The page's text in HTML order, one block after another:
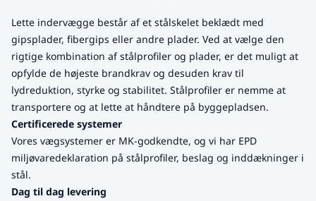
Lette indervægge består af et stålskelet beklædt med
gipsplader, fibergips eller andre plader. Ved at vælge den
rigtige kombination af stålprofiler og plader, er det muligt at
opfylde de højeste brandkrav og desuden krav til
lydreduktion, styrke og stabilitet. Stålprofiler er nemme at
transportere og at lette at håndtere på byggepladsen.
Certificerede systemer
Vores vægsystemer er MK-godkendte, og vi har EPD
miljøvaredeklaration på stålprofiler, beslag og inddækninger i
stål.
Dag til dag levering